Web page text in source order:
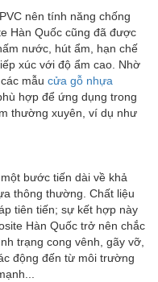
nên tính năng chống
Hàn Quốc cũng đã được
nước, hút ẩm, hạn chế
xúc với độ ẩm cao. Nhờ
mẫu cửa gỗ nhựa
hợp để ứng dụng trong
thường xuyên, ví dụ như
bước tiến dài về khả
thông thường. Chất liệu
tiên tiến; sự kết hợp này
Hàn Quốc trở nên chắc
trạng cong vênh, gãy vỡ,
động đến từ môi trường